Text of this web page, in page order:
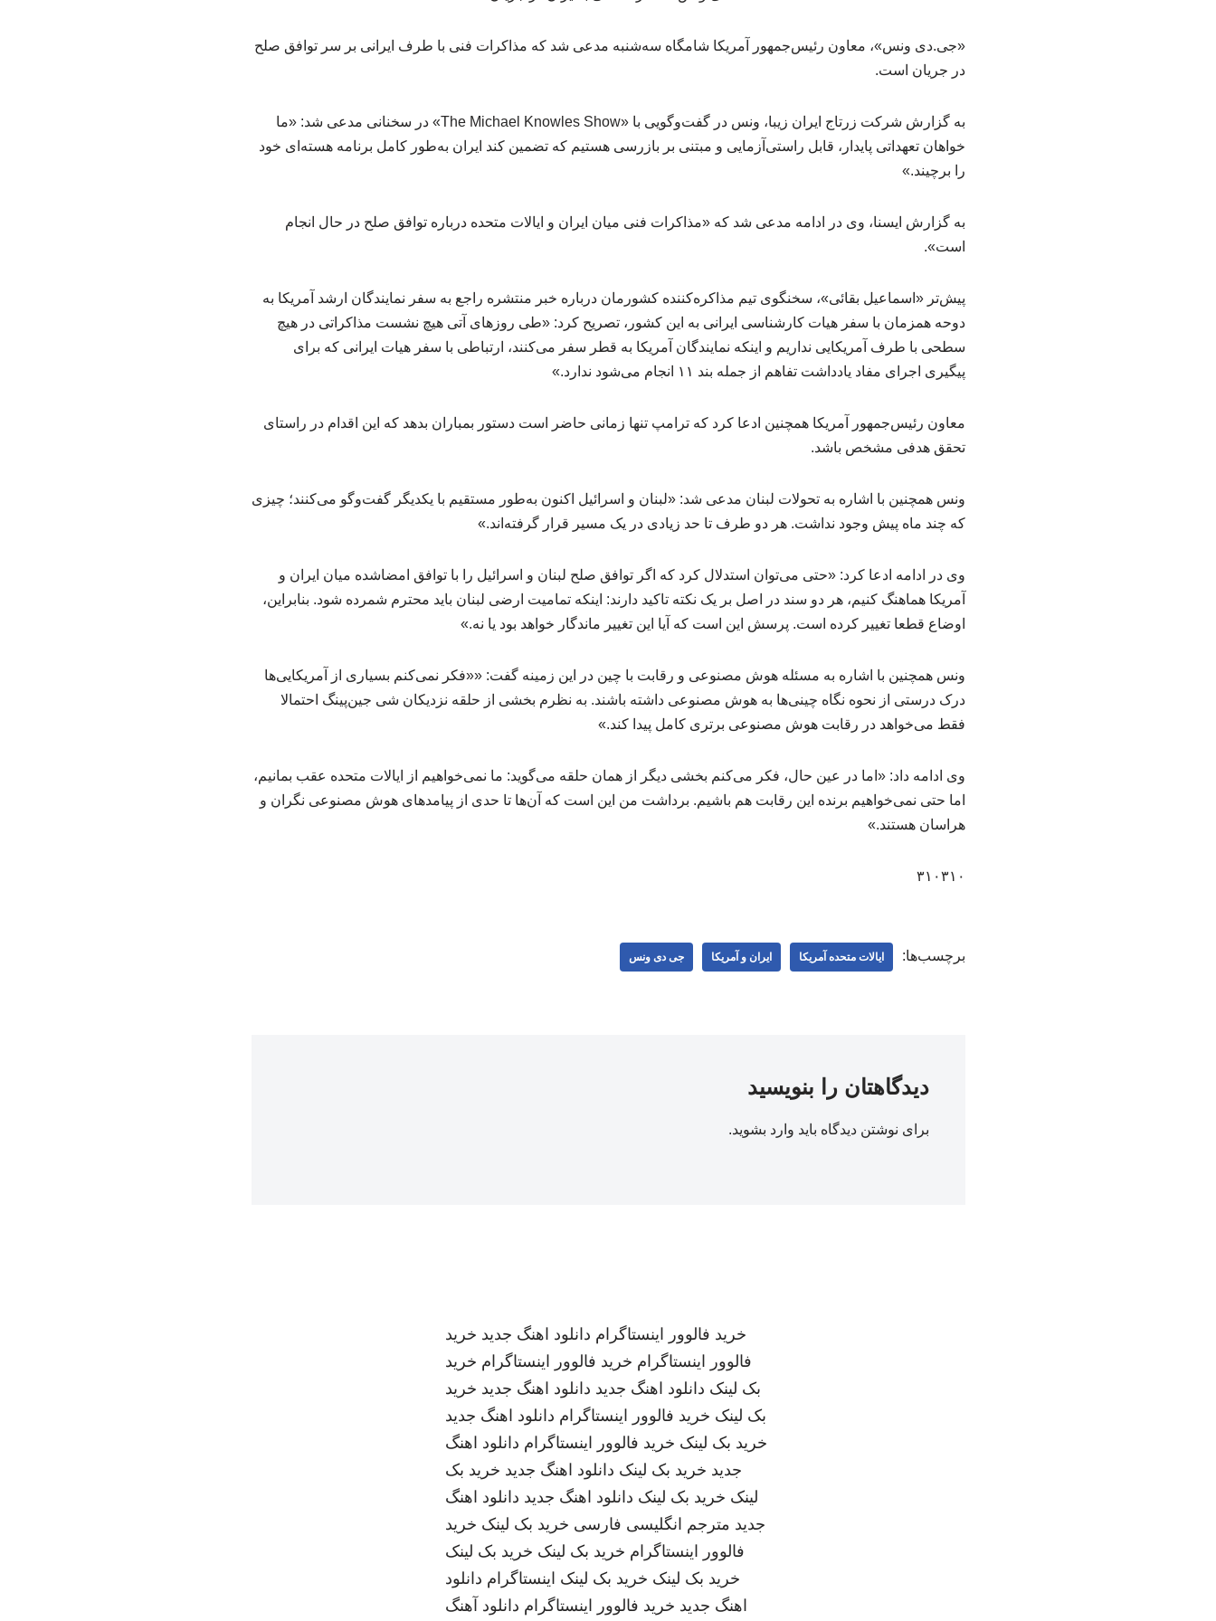
«جی.دی ونس»، معاون رئیس‌جمهور آمریکا شامگاه سه‌شنبه مدعی شد که مذاکرات فنی با طرف ایرانی بر سر توافق صلح
در جریان است.
به گزارش شرکت زرتاج ایران زیبا، ونس در گفت‌وگویی با «The Michael Knowles Show» در سخنانی مدعی شد: «ما
خواهان تعهداتی پایدار، قابل راستی‌آزمایی و مبتنی بر بازرسی هستیم که تضمین کند ایران به‌طور کامل برنامه هسته‌ای خود
را برچیند.»
به گزارش ایسنا، وی در ادامه مدعی شد که «مذاکرات فنی میان ایران و ایالات متحده درباره توافق صلح در حال انجام
است».
پیش‌تر «اسماعیل بقائی»، سخنگوی تیم مذاکره‌کننده کشورمان درباره خبر منتشره راجع به سفر نمایندگان ارشد آمریکا به
دوحه همزمان با سفر هیات کارشناسی ایرانی به این کشور، تصریح کرد: «طی روزهای آتی هیچ نشست مذاکراتی در هیچ
سطحی با طرف آمریکایی نداریم و اینکه نمایندگان آمریکا به قطر سفر می‌کنند، ارتباطی با سفر هیات ایرانی که برای
پیگیری اجرای مفاد یادداشت تفاهم از جمله بند ۱۱ انجام می‌شود ندارد.»
معاون رئیس‌جمهور آمریکا همچنین ادعا کرد که ترامپ تنها زمانی حاضر است دستور بمباران بدهد که این اقدام در راستای
تحقق هدفی مشخص باشد.
ونس همچنین با اشاره به تحولات لبنان مدعی شد: «لبنان و اسرائیل اکنون به‌طور مستقیم با یکدیگر گفت‌وگو می‌کنند؛ چیزی
که چند ماه پیش وجود نداشت. هر دو طرف تا حد زیادی در یک مسیر قرار گرفته‌اند.»
وی در ادامه ادعا کرد: «حتی می‌توان استدلال کرد که اگر توافق صلح لبنان و اسرائیل را با توافق امضاشده میان ایران و
آمریکا هماهنگ کنیم، هر دو سند در اصل بر یک نکته تاکید دارند: اینکه تمامیت ارضی لبنان باید محترم شمرده شود. بنابراین،
اوضاع قطعا تغییر کرده است. پرسش این است که آیا این تغییر ماندگار خواهد بود یا نه.»
ونس همچنین با اشاره به مسئله هوش مصنوعی و رقابت با چین در این زمینه گفت: ««فکر نمی‌کنم بسیاری از آمریکایی‌ها
درک درستی از نحوه نگاه چینی‌ها به هوش مصنوعی داشته باشند. به نظرم بخشی از حلقه نزدیکان شی جین‌پینگ احتمالا
فقط می‌خواهد در رقابت هوش مصنوعی برتری کامل پیدا کند.»
وی ادامه داد: «اما در عین حال، فکر می‌کنم بخشی دیگر از همان حلقه می‌گوید: ما نمی‌خواهیم از ایالات متحده عقب بمانیم،
اما حتی نمی‌خواهیم برنده این رقابت هم باشیم. برداشت من این است که آن‌ها تا حدی از پیامدهای هوش مصنوعی نگران و
هراسان هستند.»
۳۱۰۳۱۰
برچسب‌ها: ایالات متحده آمریکا ایران و آمریکا جی دی ونس
دیدگاهتان را بنویسید
برای نوشتن دیدگاه باید وارد بشوید.
خرید فالوور اینستاگرام دانلود اهنگ جدید خرید
فالوور اینستاگرام خرید فالوور اینستاگرام خرید
بک لینک دانلود اهنگ جدید دانلود اهنگ جدید خرید
بک لینک خرید فالوور اینستاگرام دانلود اهنگ جدید
خرید بک لینک خرید فالوور اینستاگرام دانلود اهنگ
جدید خرید بک لینک دانلود اهنگ جدید خرید بک
لینک خرید بک لینک دانلود اهنگ جدید دانلود اهنگ
جدید مترجم انگلیسی فارسی خرید بک لینک خرید
فالوور اینستاگرام خرید بک لینک خرید بک لینک
خرید بک لینک خرید بک لینک اینستاگرام دانلود
اهنگ جدید خرید فالوور اینستاگرام دانلود آهنگ